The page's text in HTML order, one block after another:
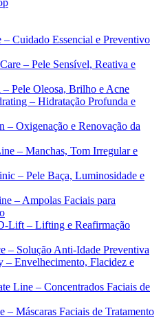
Cuidado Essencial e Preventivo
– Pele Sensível, Reativa e
Pele Oleosa, Brilho e Acne
– Hidratação Profunda e
Oxigenação e Renovação da
– Manchas, Tom Irregular e
– Pele Baça, Luminosidade e
– Ampolas Faciais para
Lift – Lifting e Reafirmação
– Solução Anti-Idade Preventiva
Envelhecimento, Flacidez e
Line – Concentrados Faciais de
Máscaras Faciais de Tratamento